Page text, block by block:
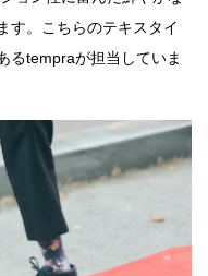
す。こちらのテキスタイ
るtempraが担当していま